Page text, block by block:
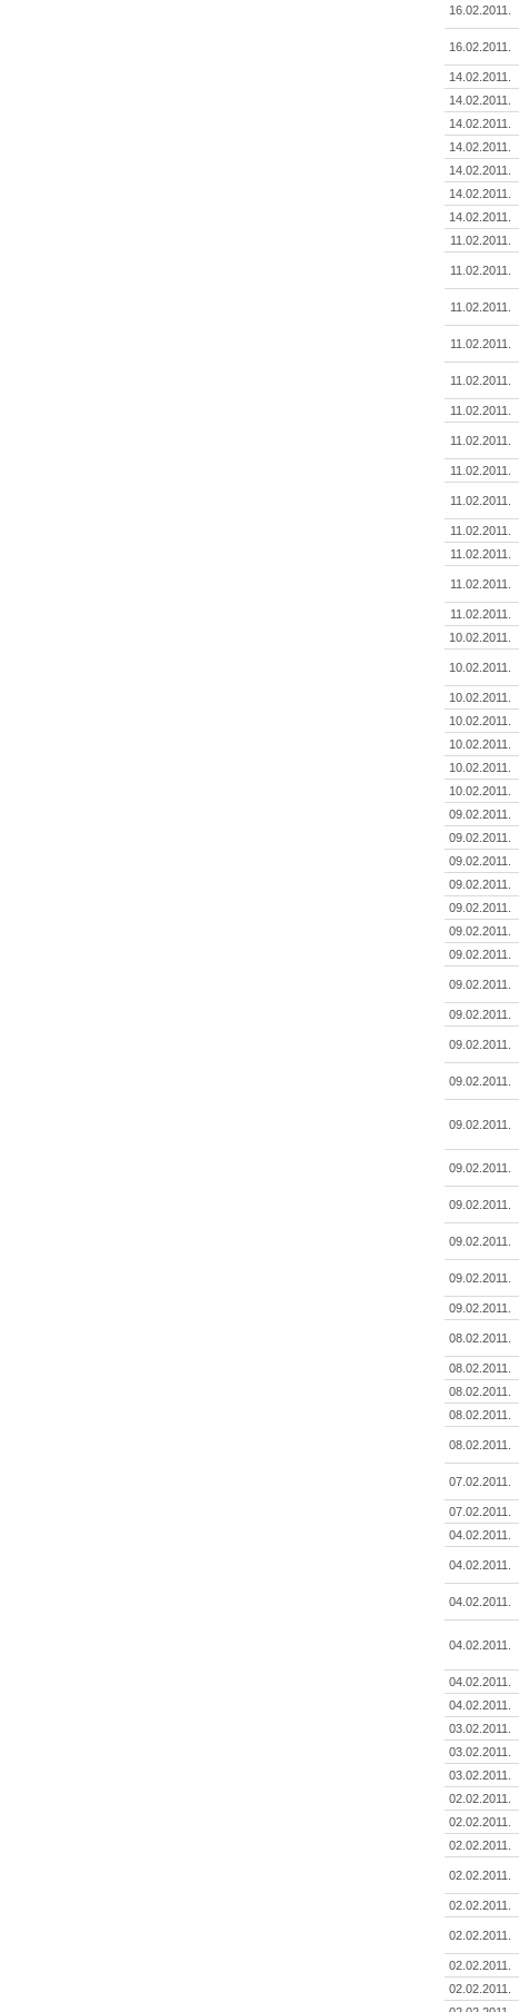
16.02.2011.
16.02.2011.
14.02.2011.
14.02.2011.
14.02.2011.
14.02.2011.
14.02.2011.
14.02.2011.
14.02.2011.
11.02.2011.
11.02.2011.
11.02.2011.
11.02.2011.
11.02.2011.
11.02.2011.
11.02.2011.
11.02.2011.
11.02.2011.
11.02.2011.
11.02.2011.
11.02.2011.
11.02.2011.
10.02.2011.
10.02.2011.
10.02.2011.
10.02.2011.
10.02.2011.
10.02.2011.
10.02.2011.
09.02.2011.
09.02.2011.
09.02.2011.
09.02.2011.
09.02.2011.
09.02.2011.
09.02.2011.
09.02.2011.
09.02.2011.
09.02.2011.
09.02.2011.
09.02.2011.
09.02.2011.
09.02.2011.
09.02.2011.
09.02.2011.
09.02.2011.
08.02.2011.
08.02.2011.
08.02.2011.
08.02.2011.
08.02.2011.
07.02.2011.
07.02.2011.
04.02.2011.
04.02.2011.
04.02.2011.
04.02.2011.
04.02.2011.
04.02.2011.
03.02.2011.
03.02.2011.
03.02.2011.
02.02.2011.
02.02.2011.
02.02.2011.
02.02.2011.
02.02.2011.
02.02.2011.
02.02.2011.
02.02.2011.